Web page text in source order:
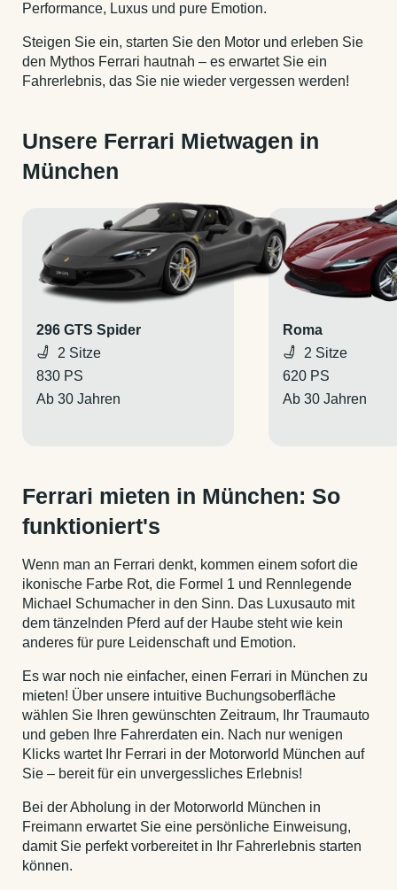
Performance, Luxus und pure Emotion.
Steigen Sie ein, starten Sie den Motor und erleben Sie
den Mythos Ferrari hautnah – es erwartet Sie ein
Fahrerlebnis, das Sie nie wieder vergessen werden!
Unsere Ferrari Mietwagen in
München
296 GTS Spider
2 Sitze
830 PS
Ab 30 Jahren
Roma
2 Sitze
620 PS
Ab 30 Jahren
Ferrari mieten in München: So
funktioniert's
Wenn man an Ferrari denkt, kommen einem sofort die
ikonische Farbe Rot, die Formel 1 und Rennlegende
Michael Schumacher in den Sinn. Das Luxusauto mit
dem tänzelnden Pferd auf der Haube steht wie kein
anderes für pure Leidenschaft und Emotion.
Es war noch nie einfacher, einen Ferrari in München zu
mieten! Über unsere intuitive Buchungsoberfläche
wählen Sie Ihren gewünschten Zeitraum, Ihr Traumauto
und geben Ihre Fahrerdaten ein. Nach nur wenigen
Klicks wartet Ihr Ferrari in der Motorworld München auf
Sie – bereit für ein unvergessliches Erlebnis!
Bei der Abholung in der Motorworld München in
Freimann erwartet Sie eine persönliche Einweisung,
damit Sie perfekt vorbereitet in Ihr Fahrerlebnis starten
können.